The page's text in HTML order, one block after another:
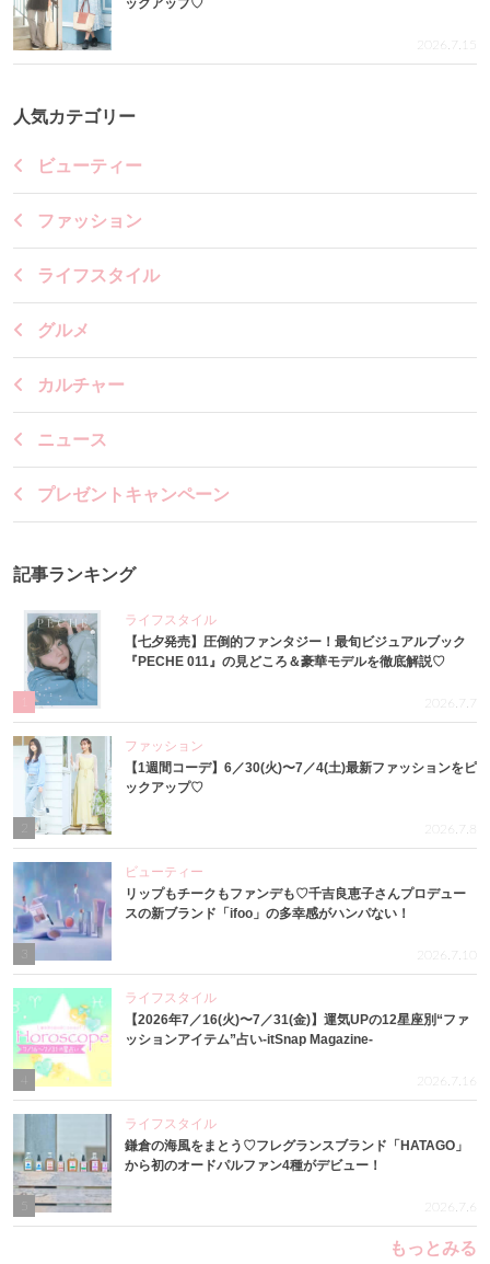
ックアップ♡
2026.7.15
人気カテゴリー
ビューティー
ファッション
ライフスタイル
グルメ
カルチャー
ニュース
プレゼントキャンペーン
記事ランキング
ライフスタイル
【七夕発売】圧倒的ファンタジー！最旬ビジュアルブック
『PECHE 011』の見どころ＆豪華モデルを徹底解説♡
2026.7.7
ファッション
【1週間コーデ】6／30(火)〜7／4(土)最新ファッションをピ
ックアップ♡
2026.7.8
3
ビューティー
リップもチークもファンデも♡千吉良恵子さんプロデュー
スの新ブランド「ifoo」の多幸感がハンパない！
2026.7.10
4
ライフスタイル
【2026年7／16(火)〜7／31(金)】運気UPの12星座別“ファ
ッションアイテム”占い-itSnap Magazine-
2026.7.16
ライフスタイル
鎌倉の海風をまとう♡フレグランスブランド「HATAGO」
から初のオードパルファン4種がデビュー！
2026.7.6
もっとみる